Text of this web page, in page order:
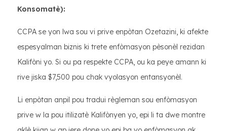
Konsomatè):
CCPA se yon lwa sou vi prive enpòtan Ozetazini, ki afekte
espesyalman biznis ki trete enfòmasyon pèsonèl rezidan
Kalifòni yo. Si ou pa respekte CCPA, ou ka peye amann ki
rive jiska $7,500 pou chak vyolasyon entansyonèl.
Li enpòtan anpil pou tradui règleman sou enfòmasyon
prive w la pou itilizatè Kalifònyen yo, epi li ta dwe montre